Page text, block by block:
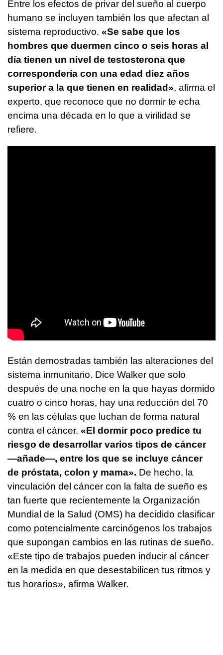
Entre los efectos de privar del sueño al cuerpo
humano se incluyen también los que afectan al
sistema reproductivo. «Se sabe que los
hombres que duermen cinco o seis horas al
día tienen un nivel de testosterona que
correspondería con una edad diez años
superior a la que tienen en realidad», afirma el
experto, que reconoce que no dormir te echa
encima una década en lo que a virilidad se
refiere.
Están demostradas también las alteraciones del
sistema inmunitario. Dice Walker que solo
después de una noche en la que hayas dormido
cuatro o cinco horas, hay una reducción del 70
% en las células que luchan de forma natural
contra el cáncer. «El dormir poco predice tu
riesgo de desarrollar varios tipos de cáncer
—añade—, entre los que se incluye cáncer
de próstata, colon y mama». De hecho, la
vinculación del cáncer con la falta de sueño es
tan fuerte que recientemente la Organización
Mundial de la Salud (OMS) ha decidido clasificar
como potencialmente carcinógenos los trabajos
que supongan cambios en las rutinas de sueño.
«Este tipo de trabajos pueden inducir al cáncer
en la medida en que desestabilicen tus ritmos y
tus horarios», afirma Walker.